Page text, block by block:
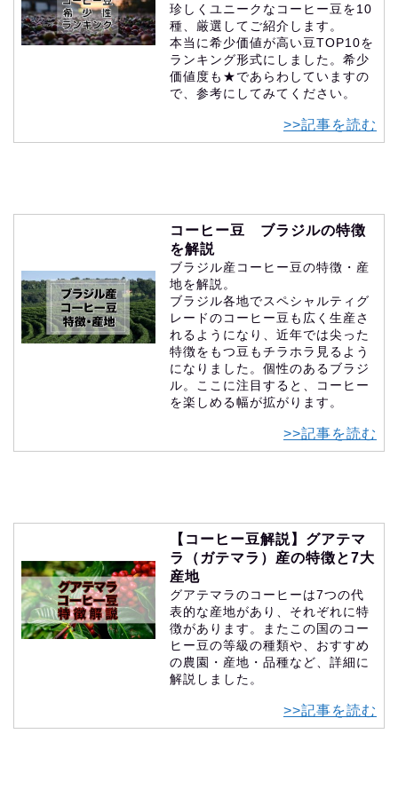
珍しくユニークなコーヒー豆を10
種、厳選してご紹介します。
本当に希少価値が高い豆TOP10を
ランキング形式にしました。希少
価値度も★であらわしていますの
で、参考にしてみてください。
>>記事を読む
コーヒー豆 ブラジルの特徴
を解説
ブラジル産コーヒー豆の特徴・産
地を解説。
ブラジル各地でスペシャルティグ
レードのコーヒー豆も広く生産さ
れるようになり、近年では尖った
特徴をもつ豆もチラホラ見るよう
になりました。個性のあるブラジ
ル。ここに注目すると、コーヒー
を楽しめる幅が拡がります。
>>記事を読む
【コーヒー豆解説】グアテマ
ラ（ガテマラ）産の特徴と7大
産地
グアテマラのコーヒーは7つの代
表的な産地があり、それぞれに特
徴があります。またこの国のコー
ヒー豆の等級の種類や、おすすめ
の農園・産地・品種など、詳細に
解説しました。
>>記事を読む